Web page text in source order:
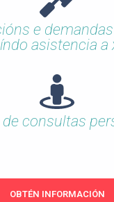
e
asistencia a
consultas
OBTÉN INFORMACIÓN